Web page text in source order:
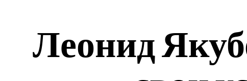
Леонид